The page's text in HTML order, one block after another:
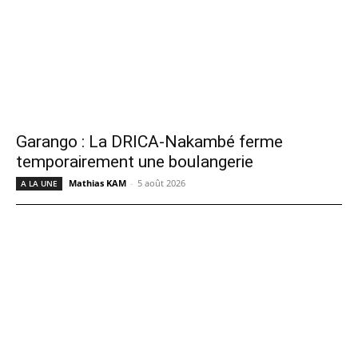
Garango : La DRICA-Nakambé ferme
temporairement une boulangerie
A LA UNE Mathias KAM - 5 août 2026